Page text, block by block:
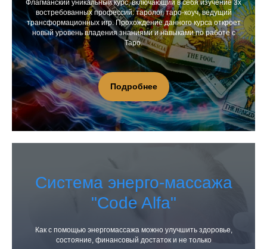
Флагманский уникальный курс, включающий в себя изучение 3х
востребованных профессий: таролог, таро-коуч, ведущий
трансформационных игр. Прохождение данного курса откроет
новый уровень владения знаниями и навыками по работе с
Таро.
Подробнее
Система энерго-массажа
"Code Alfa"
Как с помощью энергомассажа можно улучшить здоровье,
состояние, финансовый достаток и не только